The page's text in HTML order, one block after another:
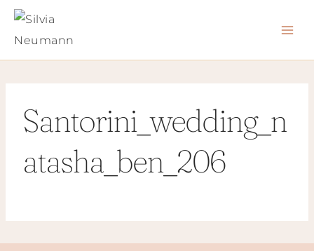
Zum
Santorini_wedding_n
atasha_ben_206